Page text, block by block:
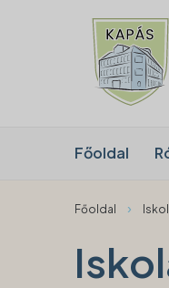
Főoldal
Főoldal ›